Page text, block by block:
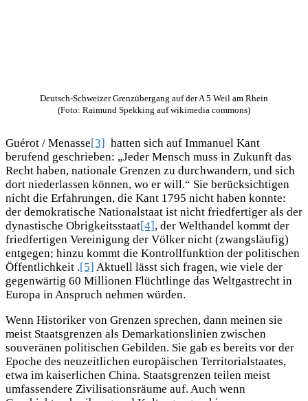
Deutsch-Schweizer Grenzübergang auf der A 5 Weil am Rhein
(Foto: Raimund Spekking auf wikimedia commons)
Guérot / Menasse[3] hatten sich auf Immanuel Kant
berufend geschrieben: „Jeder Mensch muss in Zukunft das
Recht haben, nationale Grenzen zu durchwandern, und sich
dort niederlassen können, wo er will.“ Sie berücksichtigen
nicht die Erfahrungen, die Kant 1795 nicht haben konnte:
der demokratische Nationalstaat ist nicht friedfertiger als der
dynastische Obrigkeitsstaat[4], der Welthandel kommt der
friedfertigen Vereinigung der Völker nicht (zwangsläufig)
entgegen; hinzu kommt die Kontrollfunktion der politischen
Öffentlichkeit .[5] Aktuell lässt sich fragen, wie viele der
gegenwärtig 60 Millionen Flüchtlinge das Weltgastrecht in
Europa in Anspruch nehmen würden.
Wenn Historiker von Grenzen sprechen, dann meinen sie
meist Staatsgrenzen als Demarkationslinien zwischen
souveränen politischen Gebilden. Sie gab es bereits vor der
Epoche des neuzeitlichen europäischen Territorialstaates,
etwa im kaiserlichen China. Staatsgrenzen teilen meist
umfassendere Zivilisationsräume auf. Auch wenn